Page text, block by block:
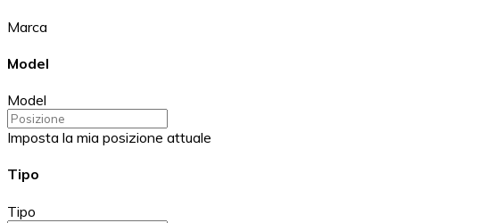
Marca
Model
Model
Imposta la mia posizione attuale
Tipo
Tipo